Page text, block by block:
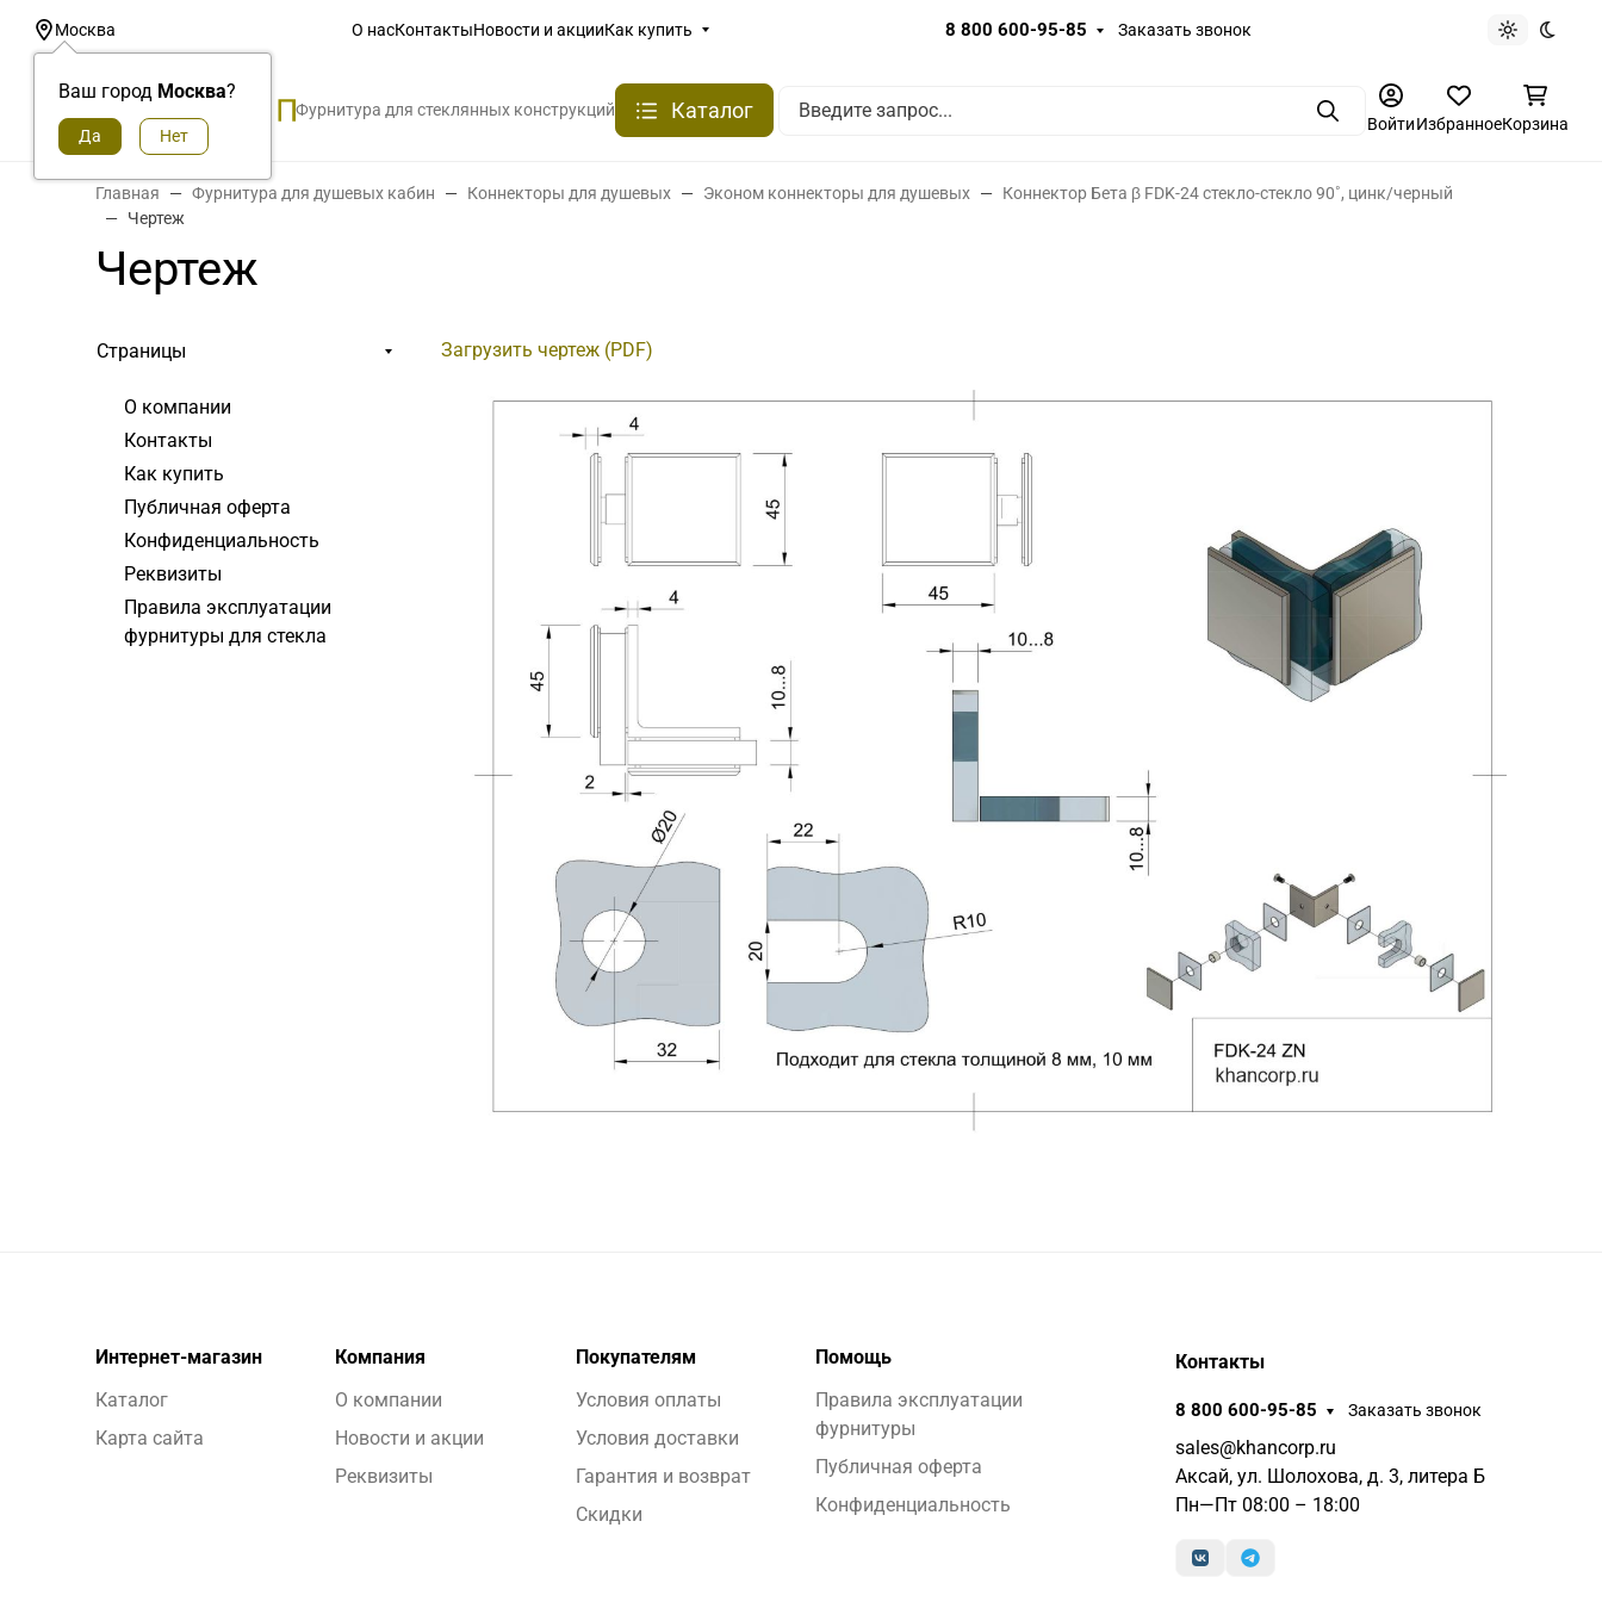
Москва
Ваш город Москва?
О насКонтактыНовости и акцииКак купить 8 800 600-95-85 Заказать звонок
Светлая
Фурнитура для стеклянных конструкций Каталог ПоискВойтиИзбранноеКорзина
Главная Фурнитура для душевых кабин Коннекторы для душевых Эконом коннекторы для душевых
Коннектор Бета β FDK-24 стекло-стекло 90˚, цинк/черный
Чертеж
Чертеж
Страницы
О компании
Контакты
Как купить
Публичная оферта
Конфиденциальность
Реквизиты
Правила эксплуатации
фурнитуры для стекла
Загрузить чертеж (PDF)
Интернет-магазин
Каталог
Карта сайта
Компания
О компании
Новости и акции
Реквизиты
Покупателям
Условия оплаты
Условия доставки
Гарантия и возврат
Скидки
Помощь
Правила эксплуатации
фурнитуры
Публичная оферта
Конфиденциальность
Контакты
8 800 600-95-85 Заказать звонок
sales@khancorp.ru
Аксай, ул. Шолохова, д. 3, литера Б
Пн—Пт 08:00 – 18:00